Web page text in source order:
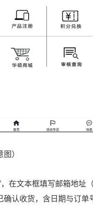
图）
，在文本框填写邮箱地
确认收货，含日期与订单